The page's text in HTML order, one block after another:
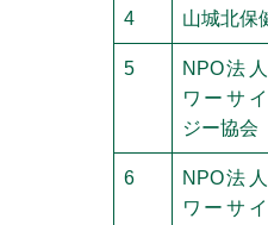
4 山城北保
5
NPO法
ワーサ
ジー協会
6
NPO法
ワーサ